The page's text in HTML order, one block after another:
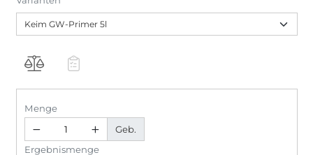
ausgezeichnet mit Cradle to Cradle Certified Silver
und C2C Certified Material Health Certificate Gold.
Menge
Geb.
Ergebnismenge